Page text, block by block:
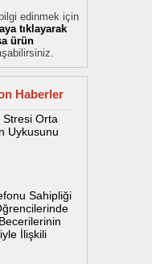
edinmek için
tıklayarak
ürün
Haberler
Stresi Orta
Uykusunu
Sahipliği
İlişkili